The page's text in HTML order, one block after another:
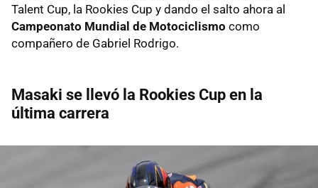
Talent Cup, la Rookies Cup y dando el salto ahora al
Campeonato Mundial de Motociclismo como
compañero de Gabriel Rodrigo.
Masaki se llevó la Rookies Cup en la
última carrera